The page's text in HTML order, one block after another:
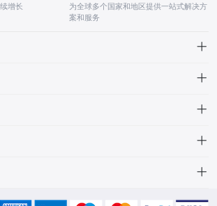
增长
为全球多个国家和地区提供一站式解决方
案和服务